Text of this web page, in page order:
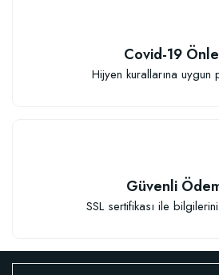
Covid-19
Hijyen kurallarına uygun
Güvenli
SSL sertifikası ile